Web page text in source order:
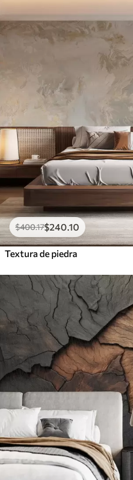
$400.17$240 .10
Textura de piedra